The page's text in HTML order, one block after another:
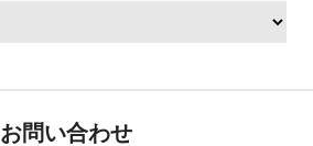
お問い合わせ